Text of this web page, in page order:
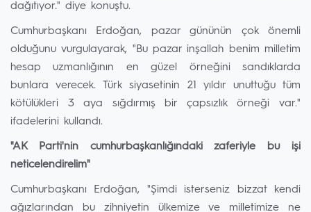
dağıtıyor." diye konuştu.
Cumhurbaşkanı Erdoğan, pazar gününün çok önemli
olduğunu vurgulayarak, "Bu pazar inşallah benim milletim
hesap uzmanlığının en güzel örneğini sandıklarda
bunlara verecek. Türk siyasetinin 21 yıldır unuttuğu tüm
kötülükleri 3 aya sığdırmış bir çapsızlık örneği var."
ifadelerini kullandı.
"AK Parti'nin cumhurbaşkanlığındaki zaferiyle bu işi
neticelendirelim"
Cumhurbaşkanı Erdoğan, "Şimdi isterseniz bizzat kendi
ağızlarından bu zihniyetin ülkemize ve milletimize ne